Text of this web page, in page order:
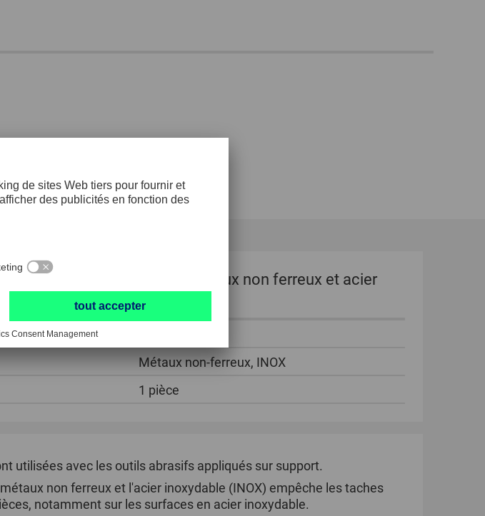
5 NE en bidon 5 litre pour métaux non ferreux et acier
Métaux non-ferreux, INOX
1 pièce
utilisées avec les outils abrasifs appliqués sur support.
non ferreux et l'acier inoxydable (INOX) empêche les taches
notamment sur les surfaces en acier inoxydable.